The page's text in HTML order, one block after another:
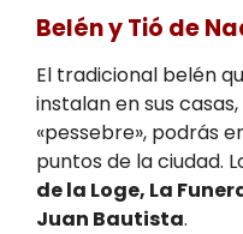
Belén y Tió de
El tradicional belén
instalan en sus
«pessebre», podrás
puntos de la ciudad.
de la Loge, La
Juan Bautista.